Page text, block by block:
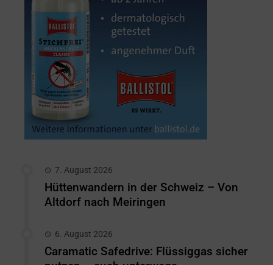
7. August 2026
Hüttenwandern in der Schweiz – Von
Altdorf nach Meiringen
6. August 2026
Caramatic Safedrive: Flüssiggas sicher